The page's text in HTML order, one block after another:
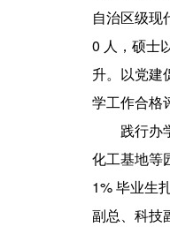
自治区级现
0 人，硕士
升。以党建
学工作合格
践行办
化工基地等
1% 毕业生
副总、科技